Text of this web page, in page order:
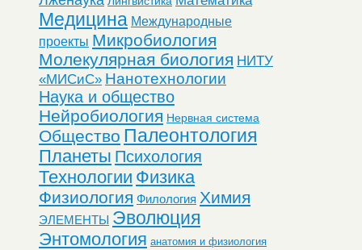
Медицина Международные
проекты Микробиология
Молекулярная биология НИТУ
«МИСиС» Нанотехнологии
Наука и общество
Нейробиология Нервная система
Общество Палеонтология
Планеты Психология
Технологии Физика
Физиология Филология Химия
ЭЛЕМЕНТЫ Эволюция
Энтомология анатомия и физиология